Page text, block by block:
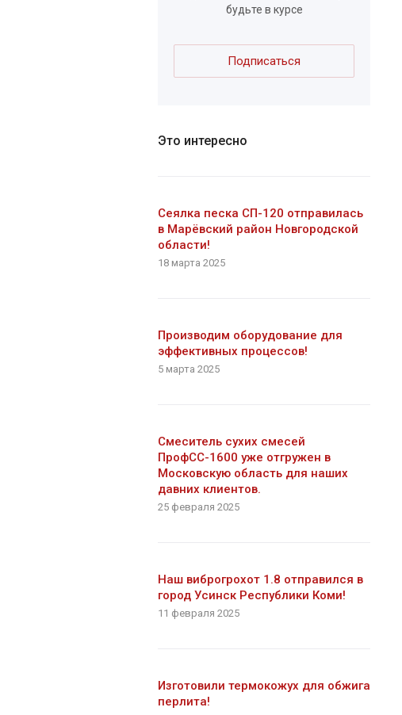
будьте в курсе
Подписаться
Это интересно
Сеялка песка СП-120 отправилась
в Марёвский район Новгородской
области!
18 марта 2025
Производим оборудование для
эффективных процессов!
5 марта 2025
Смеситель сухих смесей
ПрофСС-1600 уже отгружен в
Московскую область для наших
давних клиентов.
25 февраля 2025
Наш виброгрохот 1.8 отправился в
город Усинск Республики Коми!
11 февраля 2025
Изготовили термокожух для обжига
перлита!